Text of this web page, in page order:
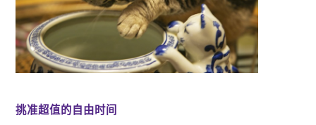
挑准超值的自由时间